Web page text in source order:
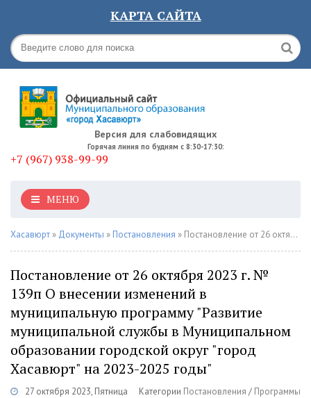
КАРТА САЙТА
Версия для слабовидящих
Горячая линия по будням с 8:30-17:30:
+7 (967) 938-99-99
МЕНЮ
Хасавюрт » Документы » Постановления » Постановление от 26 октября 2023 г. № 139п О внесении изменений в муниципальную программу "Развитие муниципальной службы в Муниципальном образовании городской округ "город Хасавюрт" на 2023-2025 годы"
Постановление от 26 октября 2023 г. №
139п О внесении изменений в
муниципальную программу "Развитие
муниципальной службы в Муниципальном
образовании городской округ "город
Хасавюрт" на 2023-2025 годы"
27 октября 2023, Пятница Категории Постановления / Программы